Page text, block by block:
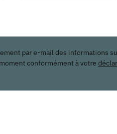
par e-mail des informations
conformément à votre